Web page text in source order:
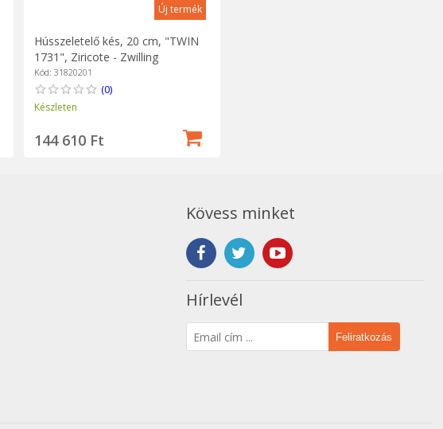
Új termék
Hússzeletelő kés, 20 cm, "TWIN
1731", Ziricote - Zwilling
Kód: 31820201
(0)
Készleten
144 610 Ft
Kövess minket
Hírlevél
Feliratkozás